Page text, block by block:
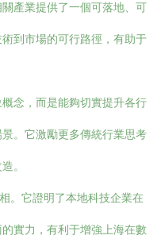
產業提供了一個可落地、可
到市場的可行路徑，有助于
念，而是能夠切實提升各行
。它激勵更多傳統行業思考
。
。它證明了本地科技企業在
實力，有利于增強上海在數